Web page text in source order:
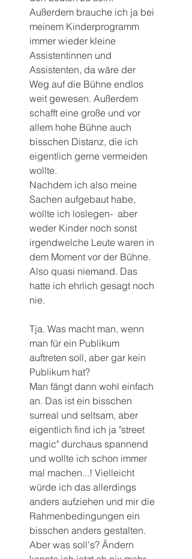
Außerdem brauche ich ja bei
meinem Kinderprogramm
immer wieder kleine
Assistentinnen und
Assistenten, da wäre der
Weg auf die Bühne endlos
weit gewesen. Außerdem
schafft eine große und vor
allem hohe Bühne auch
bisschen Distanz, die ich
eigentlich gerne vermeiden
wollte.
Nachdem ich also meine
Sachen aufgebaut habe,
wollte ich loslegen-  aber
weder Kinder noch sonst
irgendwelche Leute waren in
dem Moment vor der Bühne.
Also quasi niemand. Das
hatte ich ehrlich gesagt noch
nie.
Tja. Was macht man, wenn
man für ein Publikum
auftreten soll, aber gar kein
Publikum hat?
Man fängt dann wohl einfach
an. Das ist ein bisschen
surreal und seltsam, aber
eigentlich find ich ja "street
magic" durchaus spannend
und wollte ich schon immer
mal machen...! Vielleicht
würde ich das allerdings
anders aufziehen und mir die
Rahmenbedingungen ein
bisschen anders gestalten.
Aber was soll's? Ändern